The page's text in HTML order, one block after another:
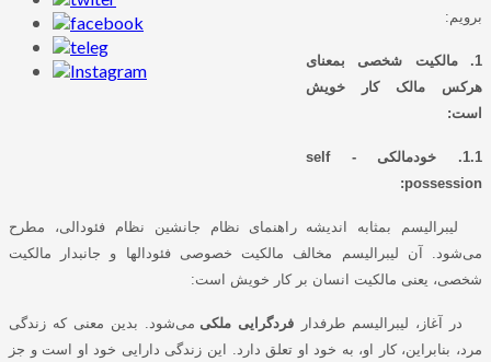
برویم:
1. مالکیت شخصی بمعنای
هرکس مالک کار خویش
است:
1.1. خودمالکی
self -
possession
:
لیبرالیسم بمثابه اندیشه راهنمای نظام جانشین نظام فئودالی، مطرح
می‌شود. آن لیبرالیسم مخالف مالکیت خصوصی فئودالها و جانبدار مالکیت
شخصی، یعنی مالکیت انسان بر کار خویش است:
در آغاز، لیبرالیسم طرفدار فردگرایی ملکی می‌شود. بدین معنی که زندگی
مرد، بنابراین، کار او، به خود او تعلق دارد. این زندگی دارایی خود او است و جز